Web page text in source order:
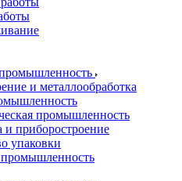
и металлообработка
промышленность
и приборостроение
упаковки